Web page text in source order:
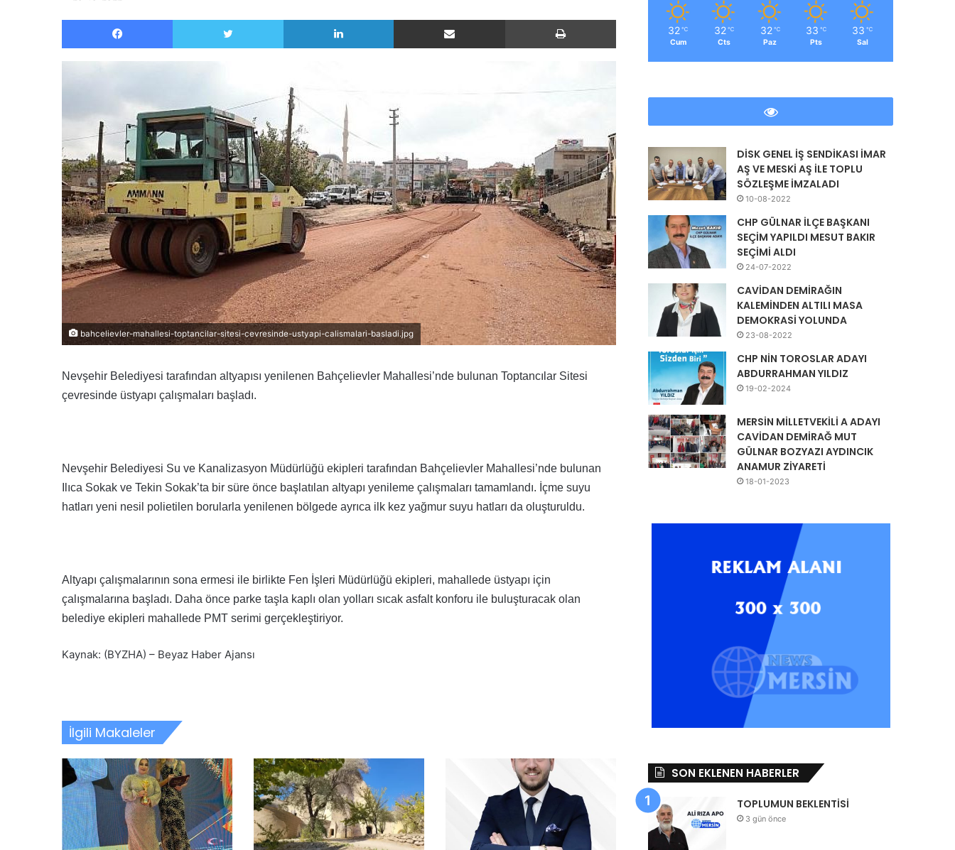
Facebook Twitter LinkedIn E-Posta ile paylaş Yazdır
bahcelievler-mahallesi-toptancilar-sitesi-cevresinde-ustyapi-calismalari-basladi.jpg
Nevşehir Belediyesi tarafından altyapısı yenilenen Bahçelievler Mahallesi’nde bulunan Toptancılar Sitesi
çevresinde üstyapı çalışmaları başladı.
Nevşehir Belediyesi Su ve Kanalizasyon Müdürlüğü ekipleri tarafından Bahçelievler Mahallesi’nde bulunan
Ilıca Sokak ve Tekin Sokak’ta bir süre önce başlatılan altyapı yenileme çalışmaları tamamlandı. İçme suyu
hatları yeni nesil polietilen borularla yenilenen bölgede ayrıca ilk kez yağmur suyu hatları da oluşturuldu.
Altyapı çalışmalarının sona ermesi ile birlikte Fen İşleri Müdürlüğü ekipleri, mahallede üstyapı için
çalışmalarına başladı. Daha önce parke taşla kaplı olan yolları sıcak asfalt konforu ile buluşturacak olan
belediye ekipleri mahallede PMT serimi gerçekleştiriyor.
Kaynak: (BYZHA) – Beyaz Haber Ajansı
İlgili Makaleler
32 ℃
Cum
32 ℃
Cts
32 ℃
Paz
33 ℃
Pts
33 ℃
Sal
DİSK GENEL İŞ SENDİKASI İMAR
AŞ VE MESKİ AŞ İLE TOPLU
SÖZLEŞME İMZALADI
10-08-2022
CHP GÜLNAR İLÇE BAŞKANI
SEÇİM YAPILDI MESUT BAKIR
SEÇİMİ ALDI
24-07-2022
CAVİDAN DEMİRAĞIN
KALEMİNDEN ALTILI MASA
DEMOKRASİ YOLUNDA
23-08-2022
CHP NİN TOROSLAR ADAYI
ABDURRAHMAN YILDIZ
19-02-2024
MERSİN MİLLETVEKİLİ A ADAYI
CAVİDAN DEMİRAĞ MUT
GÜLNAR BOZYAZI AYDINCIK
ANAMUR ZİYARETİ
18-01-2023
SON EKLENEN HABERLER
TOPLUMUN BEKLENTİSİ
3 gün önce